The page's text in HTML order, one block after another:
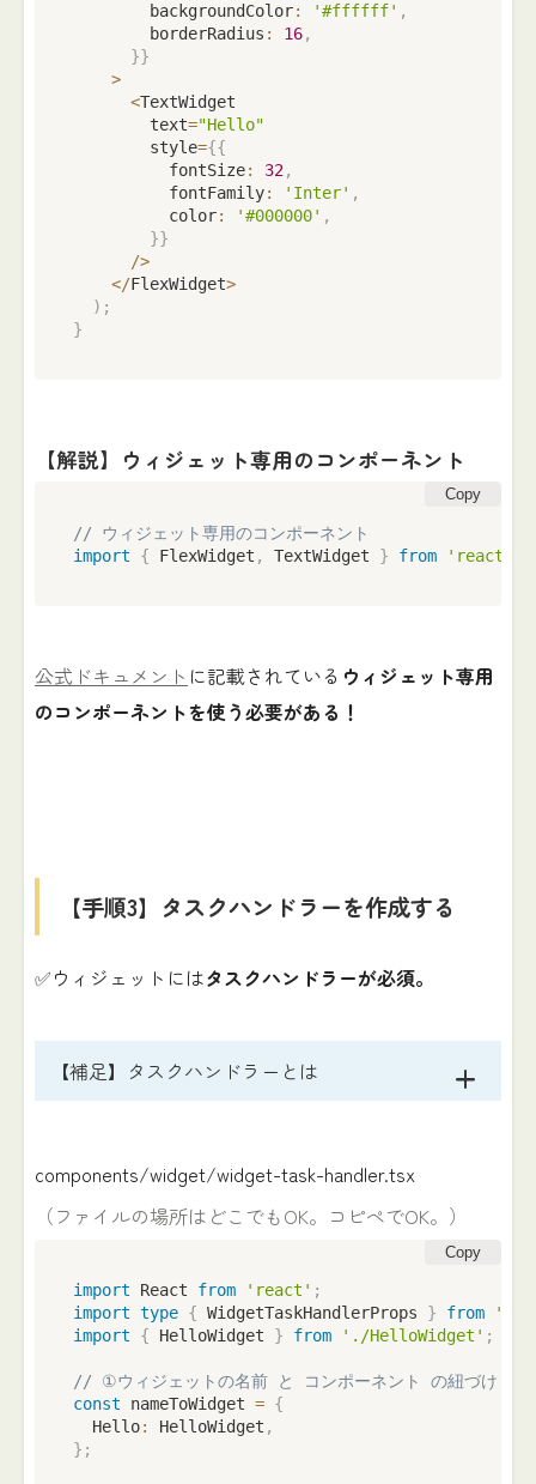
        backgroundColor
: '#ffffff' ,
        borderRadius
: 16,
}}
>
<TextWidget
        text
="Hello"
        style
={{
          fontSize
: 32,
          fontFamily
: 'Inter' ,
          color
: '#000000' ,
}}
/>
</FlexWidget>
) ;
}
【解説】ウィジェット専用のコンポーネント
Copy
// ウィジェット専用のコンポーネント
import
{ FlexWidget , TextWidget } from 'react-
公式ドキュメント に記載されている ウィジェット専用
のコンポーネントを使う必要がある！
【手順3】タスクハンドラーを作成する
✅ウィジェットにはタスクハンドラーが必須。
【補足】タスクハンドラーとは
components/widget/widget-task-handler.tsx
（ファイルの場所はどこでもOK。コピペでOK。）
Copy
import React from 'react' ;
import type { WidgetTaskHandlerProps } from
import
{ HelloWidget } from './HelloWidget' ;
// ①ウィジェットの名前 と コンポーネント の紐づけ
const nameToWidget = {
  Hello
: HelloWidget ,
} ;